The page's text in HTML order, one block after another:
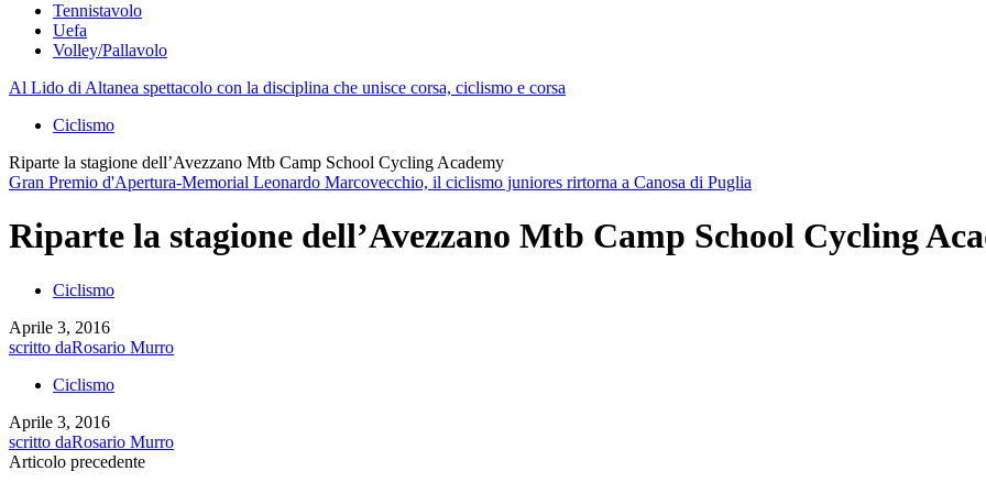
Tennistavolo
Uefa
Volley/Pallavolo
Al Lido di Altanea spettacolo con la disciplina che unisce corsa, ciclismo e corsa
Ciclismo
Riparte la stagione dell’Avezzano Mtb Camp School Cycling Academy
Gran Premio d'Apertura-Memorial Leonardo Marcovecchio, il ciclismo juniores rirtorna a Canosa di Puglia
Riparte la stagione dell’Avezzano Mtb Camp School Cycling
Ciclismo
Aprile 3, 2016
scritto daRosario Murro
Ciclismo
Aprile 3, 2016
scritto daRosario Murro
Articolo precedente